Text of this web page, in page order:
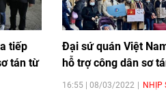
tiếp
tán từ
Đại sứ quán Việt
hỗ trợ công dân sơ
16:55 | 08/03/2022 NHỊP